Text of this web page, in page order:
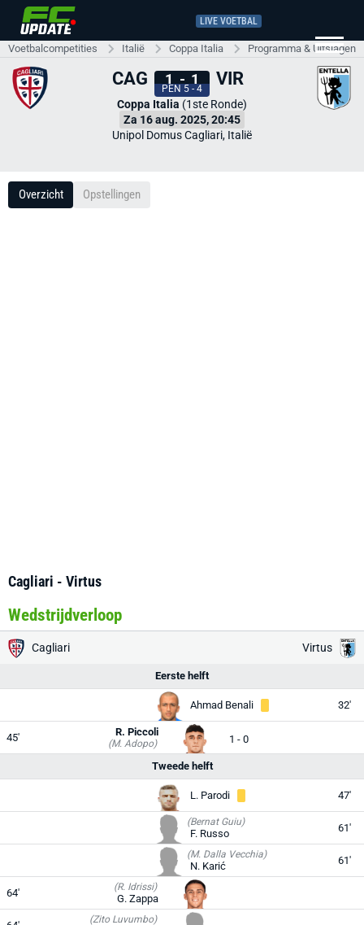
LIVE VOETBAL
Voetbalcompetities Italië Coppa Italia Programma & Uitslagen
CAG 1 - 1
PEN 5 - 4 VIR
Coppa Italia (1ste Ronde)
Za 16 aug. 2025, 20:45
Unipol Domus Cagliari, Italië
Overzicht Opstellingen
Cagliari - Virtus
Wedstrijdverloop
Cagliari Virtus
Eerste helft
Ahmad Benali 32'
45' (M. Adopo)
R. Piccoli
1 - 0
Tweede helft
L. Parodi 47'
(Bernat Guiu)
F. Russo 61'
(M. Dalla Vecchia)
N. Karić 61'
64' (R. Idrissi)
G. Zappa
(Zito Luvumbo)